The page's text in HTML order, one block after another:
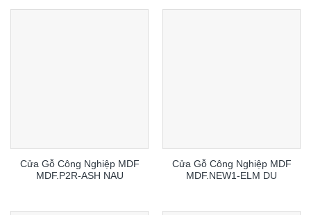
Cửa Gỗ Công Nghiệp MDF
MDF.P2R-ASH NAU
Cửa Gỗ Công Nghiệp MDF
MDF.NEW1-ELM DU